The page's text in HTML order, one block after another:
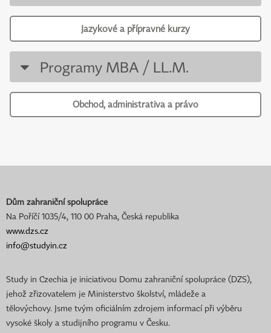
Jazykové a přípravné kurzy
Programy MBA / LL.M.
Obchod, administrativa a právo
Dům zahraniční spolupráce
Na Poříčí 1035/4, 110 00 Praha, Česká republika
www.dzs.cz
info@studyin.cz
Study in Czechia je iniciativou Domu zahraniční spolupráce (DZS),
jehož zřizovatelem je Ministerstvo školství, mládeže a
tělovýchovy. Jsme tvým oficiálním zdrojem informací při výběru
vysoké školy a studijního programu v Česku.